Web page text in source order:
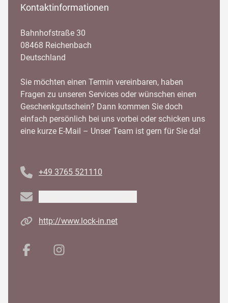
Kontaktinformationen
Bahnhofstraße 30
08468 Reichenbach
Deutschland
Sie möchten einen Termin vereinbaren, haben
Fragen zu unseren Services oder wünschen einen
Geschenkgutschein? Dann kommen Sie doch
einfach persönlich bei uns vorbei oder schicken uns
eine kurze E-Mail – Unser Team ist gern für Sie da!
+49 3765 521110
Email
Homepagehttp://www.lock-in.net
FacebookInstagram